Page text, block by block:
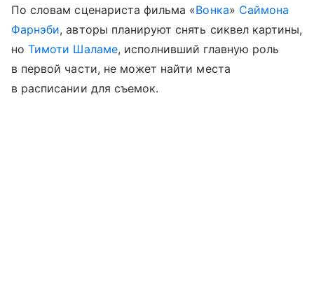
По словам сценариста фильма «Вонка» Саймона
Фарнэби, авторы планируют снять сиквел картины,
ноТимоти Шаламе, исполнивший главную роль
в первой части, не может найти места
в расписании для съемок.